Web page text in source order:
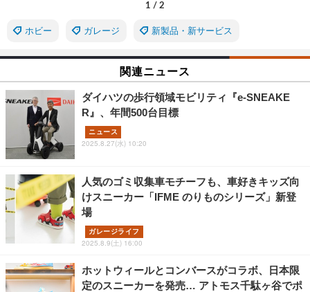
1 / 2
ホビー ガレージ 新製品・新サービス
関連ニュース
ダイハツの歩行領域モビリティ『e-SNEAKE
R』、年間500台目標
ニュース
2025.8.27(水) 10:20
人気のゴミ収集車モチーフも、車好きキッズ向
けスニーカー「IFME のりものシリーズ」新登
場
ガレージライフ
2025.8.9(土) 16:00
ホットウィールとコンバースがコラボ、日本限
定のスニーカーを発売… アトモス千駄ヶ谷でポ